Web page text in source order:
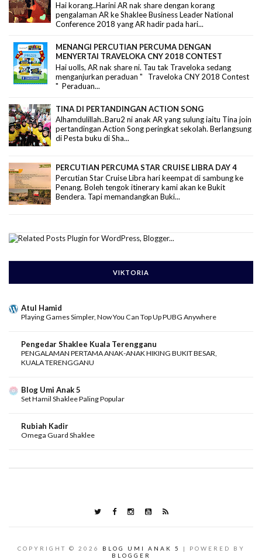
Hai korang..Harini AR nak share dengan korang
pengalaman AR ke Shaklee Business Leader National
Conference 2018 yang AR hadir pada hari...
MENANGI PERCUTIAN PERCUMA DENGAN
MENYERTAI TRAVELOKA CNY 2018 CONTEST
Hai uolls, AR nak share ni. Tau tak Traveloka sedang
menganjurkan peraduan " Traveloka CNY 2018 Contest
" Peraduan...
TINA DI PERTANDINGAN ACTION SONG
Alhamdulillah..Baru2 ni anak AR yang sulung iaitu Tina join
pertandingan Action Song peringkat sekolah. Berlangsung
di Pesta buku di Sha...
PERCUTIAN PERCUMA STAR CRUISE LIBRA DAY 4
Percutian Star Cruise Libra hari keempat di sambung ke
Penang. Boleh tengok itinerary kami akan ke Bukit
Bendera. Tapi memandangkan Buki...
VIKTORIA
Atul Hamid
Playing Games Simpler, Now You Can Top Up PUBG Anywhere
Pengedar Shaklee Kuala Terengganu
PENGALAMAN PERTAMA ANAK-ANAK HIKING BUKIT BESAR,
KUALA TERENGGANU
Blog Umi Anak 5
Set Hamil Shaklee Paling Popular
Rubiah Kadir
Omega Guard Shaklee
COPYRIGHT © 2026 BLOG UMI ANAK 5
| POWERED BY
BLOGGER